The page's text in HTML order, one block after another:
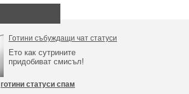
Готини събуждащи чат статуси
Ето как сутрините
придобиват смисъл!
готини статуси спам